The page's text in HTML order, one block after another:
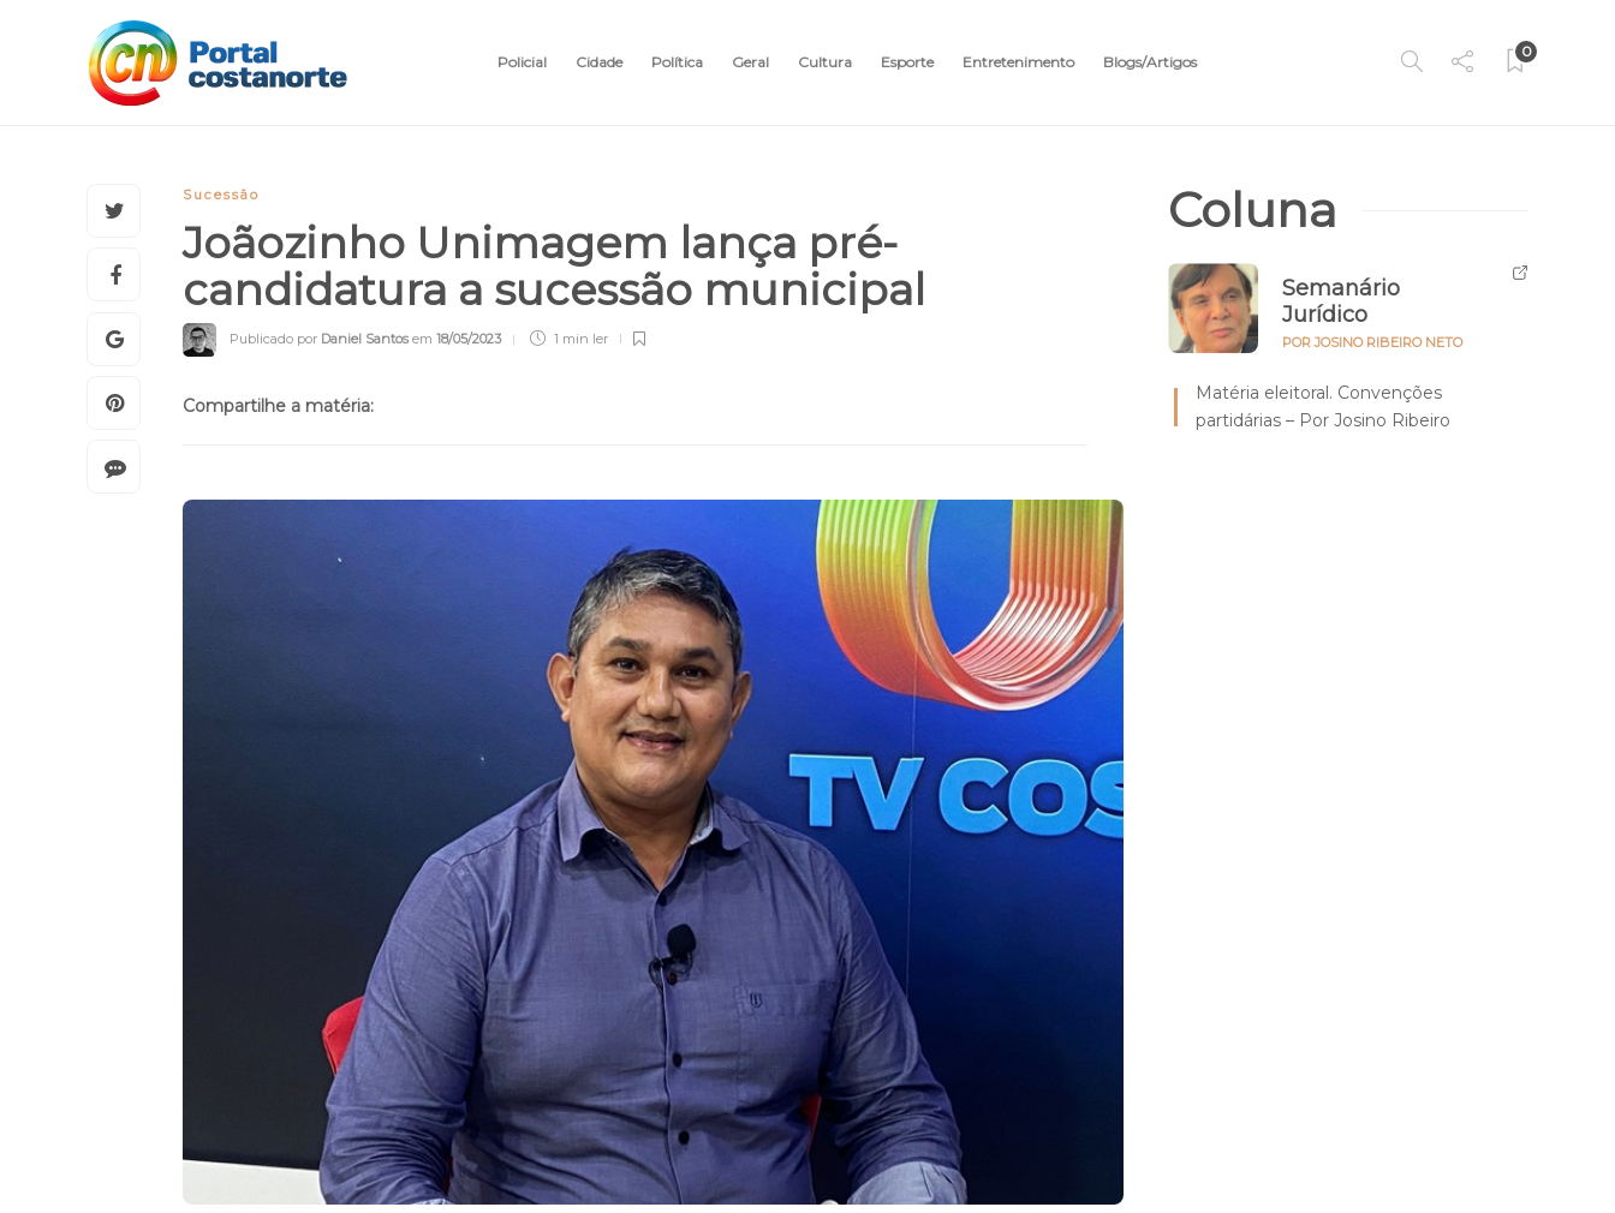
Policial Cidade Política Geral Cultura Esporte Entretenimento Blogs/Artigos
0
Sucessão
Joãozinho Unimagem lança pré-
candidatura a sucessão municipal
Publicado por Daniel Santosem 18/05/2023 1 min ler
Compartilhe a matéria:
Coluna
Semanário
Jurídico
POR JOSINO RIBEIRO NETO
Matéria eleitoral. Convenções
partidárias – Por Josino Ribeiro